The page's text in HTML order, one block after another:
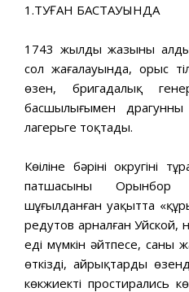
1.ТУҒАН БАСТАУЫНДА
1743 жылдың жазының
сол жағалауында, орыс
өзен, бригадалық
басшылығымен
лагерьге тоқтады.
Көңіліне бәрінің округінің
патшасының Орынбор
шұғылданған уақытта
редутов арналған Уйской,
еді мүмкін әйтпесе, саны
өткізді, айрықтарды
көкжиектің простирались